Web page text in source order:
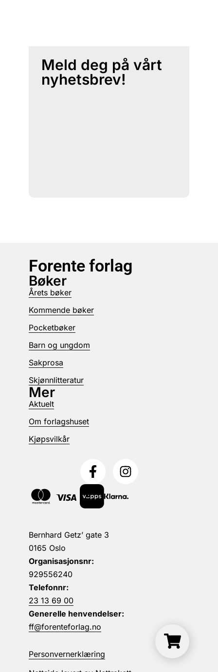
Meld deg på vårt
nyhetsbrev!
Forente forlag
Bernhard Getz’ gate 3
0165 Oslo
Organisasjonsnr:
929556240
Telefonnr:
23 13 69 00
Generelle henvendelser:
ff@forenteforlag.no
Personvernerklæring
Bøker
Årets bøker
Kommende bøker
Pocketbøker
Barn og ungdom
Sakprosa
Skjønnlitteratur
Mer
Aktuelt
Om forlagshuset
Kjøpsvilkår